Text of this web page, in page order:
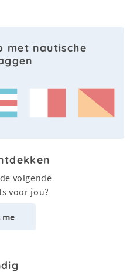
met nautische
volgende
voor jou?
me